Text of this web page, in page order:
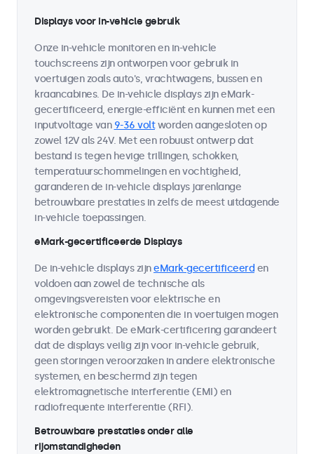
Displays voor in-vehicle gebruik
Onze in-vehicle monitoren en in-vehicle
touchscreens zijn ontworpen voor gebruik in
voertuigen zoals auto's, vrachtwagens, bussen en
kraancabines. De in-vehicle displays zijn eMark-
gecertificeerd, energie-efficiënt en kunnen met een
inputvoltage van 9-36 voltworden aangesloten op
zowel 12V als 24V. Met een robuust ontwerp dat
bestand is tegen hevige trillingen, schokken,
temperatuurschommelingen en vochtigheid,
garanderen de in-vehicle displays jarenlange
betrouwbare prestaties in zelfs de meest uitdagende
in-vehicle toepassingen.
eMark-gecertificeerde Displays
De in-vehicle displays zijneMark-gecertificeerd en
voldoen aan zowel de technische als
omgevingsvereisten voor elektrische en
elektronische componenten die in voertuigen mogen
worden gebruikt. De eMark-certificering garandeert
dat de displays veilig zijn voor in-vehicle gebruik,
geen storingen veroorzaken in andere elektronische
systemen, en beschermd zijn tegen
elektromagnetische interferentie (EMI) en
radiofrequente interferentie (RFI).
Betrouwbare prestaties onder alle
rijomstandigheden